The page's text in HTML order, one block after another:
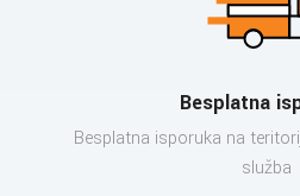
Besplatna
Besplatna isporuka na
služba